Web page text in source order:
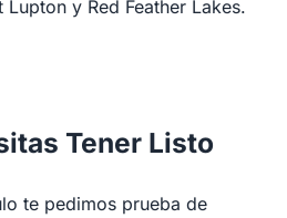
y Red Feather Lakes.
Tener Listo
te pedimos prueba de